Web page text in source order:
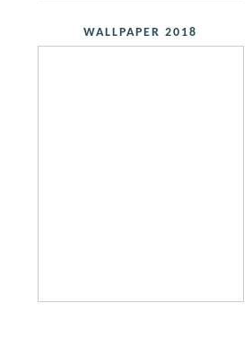
WALLPAPER 2018